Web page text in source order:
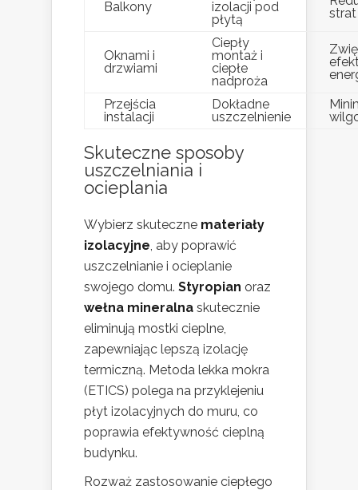
Balkony
izolacji pod
płytą
strat
Oknami i
drzwiami
Ciepły
montaż i
ciepłe
nadproża
Przejścia
instalacji
Dokładne
uszczelnienie
Skuteczne sposoby
uszczelniania i
ocieplania
Wybierz skuteczne materiały
izolacyjne, aby poprawić
uszczelnianie i ocieplanie
swojego domu. Styropian oraz
wełna mineralna skutecznie
eliminują mostki cieplne,
zapewniając lepszą izolację
termiczną. Metoda lekka mokra
(ETICS) polega na przyklejeniu
płyt izolacyjnych do muru, co
poprawia efektywność cieplną
budynku.
Rozważ zastosowanie ciepłego